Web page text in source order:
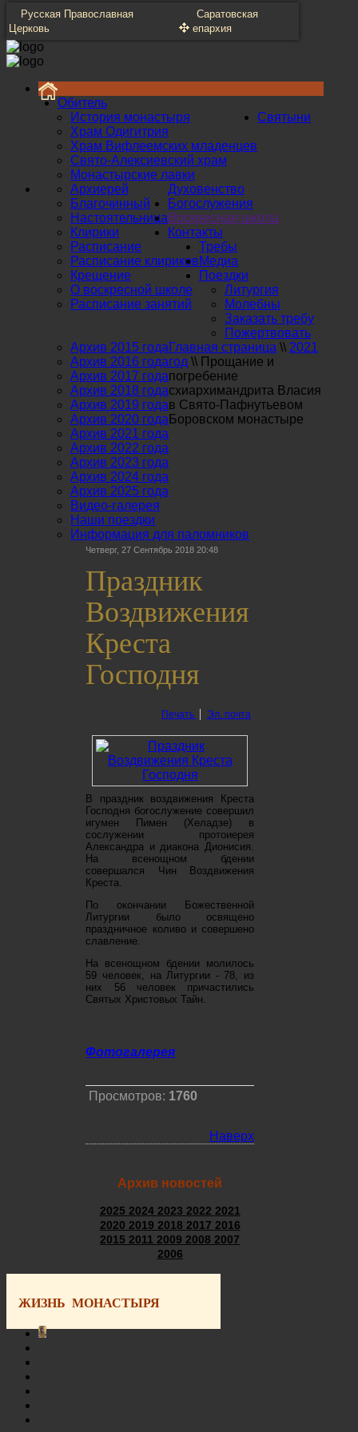
Русская Православная
Церковь
Саратовская
епархия
Обитель
История монастыря
Храм Одигитрия
Храм Вифлеемских младенцев
Свято-Алексиевский храм
Монастырские лавки
Святыни
Духовенство
Архиерей
Благочинный
Настоятельница
Клирики
Богослужения
Расписание
Расписание клириков
Крещение
Воскресная школа
О воскресной школе
Расписание занятий
Контакты
Требы
Литургия
Молебны
Заказать требу
Пожертвовать
Медиа
Архив 2015 года
Архив 2016 года
Архив 2017 года
Архив 2018 года
Архив 2019 года
Архив 2020 года
Архив 2021 года
Архив 2022 года
Архив 2023 года
Архив 2024 года
Архив 2025 года
Видео-галерея
Поездки
Наши поездки
Информация для паломников
Главная страница \\ 2021
год \\ Прощание и
погребение
схиархимандрита Власия
в Свято-Пафнутьевом
Боровском монастыре
Четверг, 27 Сентябрь 2018 20:48
Праздник
Воздвижения
Креста
Господня
Печать Эл. почта
В праздник воздвижения Креста
Господня богослужение совершил
игумен Пимен (Хеладзе) в
сослужении протоиерея
Александра и диакона Дионисия.
На всенощном бдении
совершался Чин Воздвижения
Креста.
По окончании Божественной
Литургии было освящено
праздничное коливо и совершено
славление.
На всенощном бдении молилось
59 человек, на Литургии - 78, из
них 56 человек причастились
Святых Христовых Тайн.
Фотогалерея
Просмотров: 1760
Наверх
Архив новостей
2025 2024 2023 2022 2021
2020 2019 2018 2017 2016
2015 2011 2009 2008 2007
2006
ЖИЗНЬ МОНАСТЫРЯ